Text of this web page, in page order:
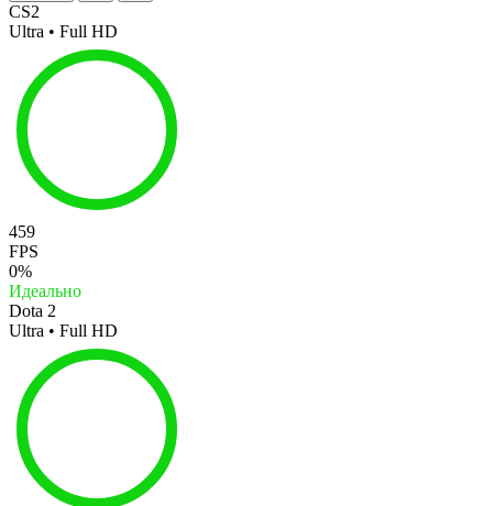
CS2
Ultra • Full HD
459
FPS
0%
Идеально
Dota 2
Ultra • Full HD